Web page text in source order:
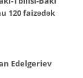
120 faizədək
Edelgeriev